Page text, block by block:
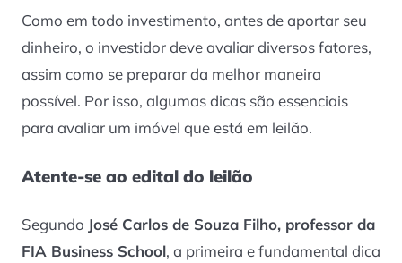
Como em todo investimento, antes de aportar seu
dinheiro, o investidor deve avaliar diversos fatores,
assim como se preparar da melhor maneira
possível. Por isso, algumas dicas são essenciais
para avaliar um imóvel que está em leilão.
Atente-se ao edital do leilão
Segundo José Carlos de Souza Filho, professor da
FIA Business School, a primeira e fundamental dica